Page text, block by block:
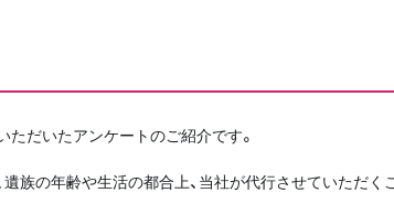
だいたアンケートのご紹介です。
の年齢や生活の都合上、当社が代行させていただく